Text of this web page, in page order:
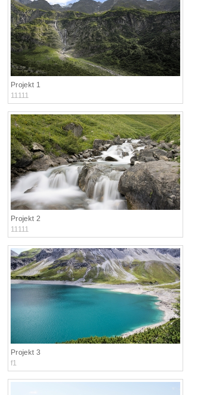
Kategorie 4 (1)
Kategorie 5 (1)
Projekt 1
11111
Projekt 2
11111
Projekt 3
f1